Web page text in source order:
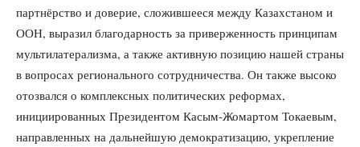
партнёрство и доверие, сложившееся между Казахстаном и
ООН, выразил благодарность за приверженность принципам
мультилатерализма, а также активную позицию нашей страны
в вопросах регионального сотрудничества. Он также высоко
отозвался о комплексных политических реформах,
инициированных Президентом Касым-Жомартом Токаевым,
направленных на дальнейшую демократизацию, укрепление